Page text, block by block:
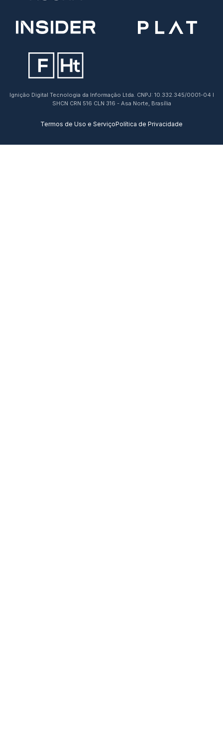
Ignição Digital Tecnologia da Informação Ltda. CNPJ: 10.332.345/0001-04 I
SHCN CRN 516 CLN 316 - Asa Norte, Brasília
Termos de Uso e ServiçoPolítica de Privacidade